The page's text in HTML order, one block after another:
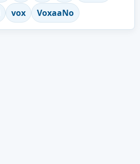
vox VoxaaNo